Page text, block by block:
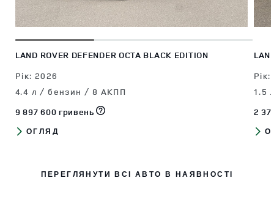
LAND ROVER DEFENDER OCTA BLACK EDITION
Piк: 2026
4.4 л / бензин / 8 АКПП
9 897 600 гривень
ОГЛЯД
Piк:
1.5
2
ПЕРЕГЛЯНУТИ ВСІ АВТО В НАЯВНОСТІ